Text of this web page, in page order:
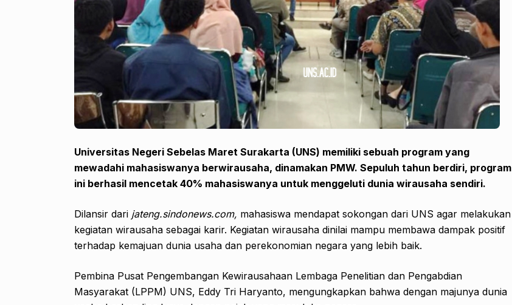
Universitas Negeri Sebelas Maret Surakarta (UNS) memiliki sebuah program yang
mewadahi mahasiswanya berwirausaha, dinamakan PMW. Sepuluh tahun berdiri, program
ini berhasil mencetak 40% mahasiswanya untuk menggeluti dunia wirausaha sendiri.
Dilansir dari jateng.sindonews.com, mahasiswa mendapat sokongan dari UNS agar melakukan
kegiatan wirausaha sebagai karir. Kegiatan wirausaha dinilai mampu membawa dampak positif
terhadap kemajuan dunia usaha dan perekonomian negara yang lebih baik.
Pembina Pusat Pengembangan Kewirausahaan Lembaga Penelitian dan Pengabdian
Masyarakat (LPPM) UNS, Eddy Tri Haryanto, mengungkapkan bahwa dengan majunya dunia